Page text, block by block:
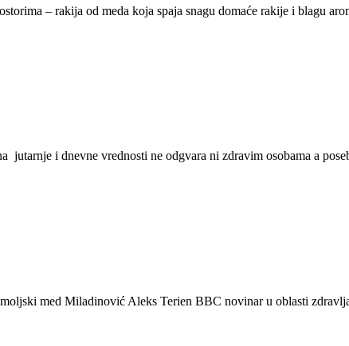
– rakija od meda koja spaja snagu domaće rakije i blagu
jutarnje i dnevne vrednosti ne odgvara ni zdravim osobama a
med Miladinović Aleks Terien BBC novinar u oblasti